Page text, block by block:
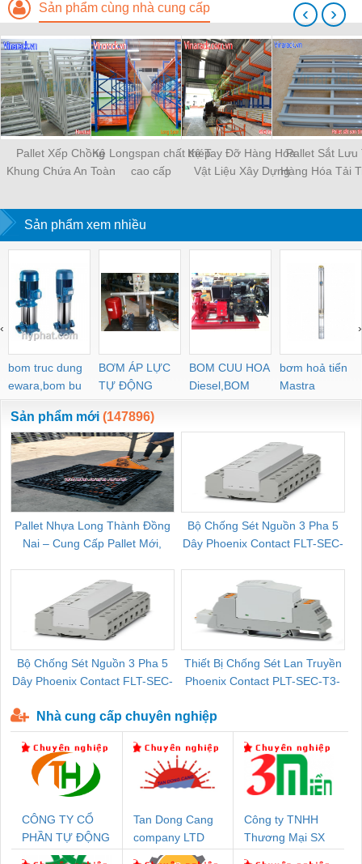
Sản phẩm cùng nhà cung cấp
Pallet Xếp Chồng
Khung Chứa An Toàn
Kệ Longspan chất thép
cao cấp
Kệ Tay Đỡ Hàng Hóa
Vật Liệu Xây Dựng
Pallet Sắt Lưu
Hàng Hóa Tải
‹ ›
Sản phẩm xem nhiều
bom truc dung
ewara,bom bu
ewara
BƠM ÁP LỰC
TỰ ĐỘNG
BOM CUU HOA
Diesel,BOM
CHUA CHAY
bơm hoả tiển
Mastra
‹ ›
Sản phẩm mới (147896)
Pallet Nhựa Long Thành Đồng
Nai – Cung Cấp Pallet Mới,
Bộ Chống Sét Nguồn 3 Pha 5
Dây Phoenix Contact FLT-SEC-
Bộ Chống Sét Nguồn 3 Pha 5
Dây Phoenix Contact FLT-SEC-
Thiết Bị Chống Sét Lan Truyền
Phoenix Contact PLT-SEC-T3-
Nhà cung cấp chuyên nghiệp
CÔNG TY CỔ
PHẦN TỰ ĐỘNG
TIẾN HƯNG
Tan Dong Cang
company LTD
Công ty TNHH
Thương Mại SX